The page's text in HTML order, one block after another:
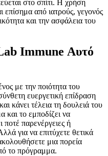
στο σπίτι. Η χρήση
από ιατρούς, γεγονός
και την ασφάλεια του
Immune Αυτό
με την ποιότητα του
ευεργετική επίδραση
κάνει τέλεια τη δουλειά του
και το εμποδίζει να
παρενέργειες ή
για να επιτύχετε θετικά
μια πορεία
το πρόγραμμα.